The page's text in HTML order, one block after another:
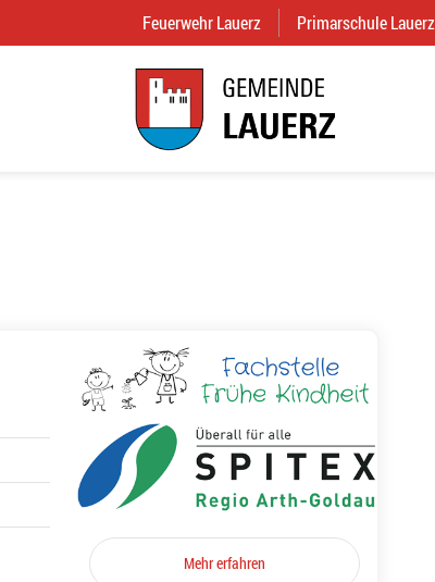
Feuerwehr Lauerz (External Link)
Primarschule Lauerz
Mehr erfahren